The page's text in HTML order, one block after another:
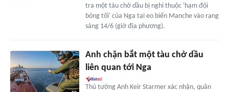
tra một tàu chở dầu bị nghi thuộc 'hạm đội
bóng tối' của Nga tại eo biển Manche vào rạng
sáng 14/6 (giờ địa phương).
Anh chặn bắt một tàu chở dầu
liên quan tới Nga
Thủ tướng Anh Keir Starmer xác nhận, quân